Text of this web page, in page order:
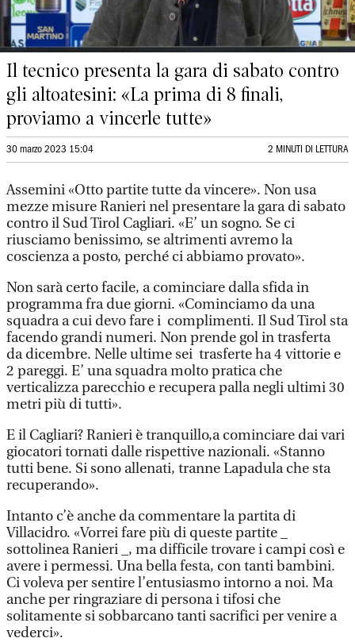
Il tecnico presenta la gara di sabato contro
gli altoatesini: «La prima di 8 finali,
proviamo a vincerle tutte»
30 marzo 2023 15:04 2 MINUTI DI LETTURA
Assemini «Otto partite tutte da vincere». Non usa
mezze misure Ranieri nel presentare la gara di sabato
contro il Sud Tirol Cagliari. «E’ un sogno. Se ci
riusciamo benissimo, se altrimenti avremo la
coscienza a posto, perché ci abbiamo provato».
Non sarà certo facile, a cominciare dalla sfida in
programma fra due giorni. «Cominciamo da una
squadra a cui devo fare i complimenti. Il Sud Tirol sta
facendo grandi numeri. Non prende gol in trasferta
da dicembre. Nelle ultime sei trasferte ha 4 vittorie e
2 pareggi. E’ una squadra molto pratica che
verticalizza parecchio e recupera palla negli ultimi 30
metri più di tutti».
E il Cagliari? Ranieri è tranquillo,a cominciare dai vari
giocatori tornati dalle rispettive nazionali. «Stanno
tutti bene. Si sono allenati, tranne Lapadula che sta
recuperando».
Intanto c’è anche da commentare la partita di
Villacidro. «Vorrei fare più di queste partite _
sottolinea Ranieri _, ma difficile trovare i campi così e
avere i permessi. Una bella festa, con tanti bambini.
Ci voleva per sentire l’entusiasmo intorno a noi. Ma
anche per ringraziare di persona i tifosi che
solitamente si sobbarcano tanti sacrifici per venire a
vederci».